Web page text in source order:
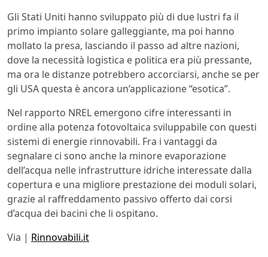
Gli Stati Uniti hanno sviluppato più di due lustri fa il
primo impianto solare galleggiante, ma poi hanno
mollato la presa, lasciando il passo ad altre nazioni,
dove la necessità logistica e politica era più pressante,
ma ora le distanze potrebbero accorciarsi, anche se per
gli USA questa è ancora un’applicazione “esotica”.
Nel rapporto NREL emergono cifre interessanti in
ordine alla potenza fotovoltaica sviluppabile con questi
sistemi di energie rinnovabili. Fra i vantaggi da
segnalare ci sono anche la minore evaporazione
dell’acqua nelle infrastrutture idriche interessate dalla
copertura e una migliore prestazione dei moduli solari,
grazie al raffreddamento passivo offerto dai corsi
d’acqua dei bacini che li ospitano.
Via | Rinnovabili.it